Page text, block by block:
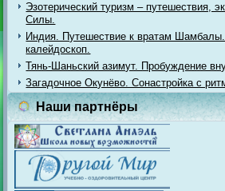
Эзотерический туризм – путешествия,
Силы.
Индия. Путешествие к вратам
калейдоскоп.
Тянь-Шаньский азимут. Пробуждение
Загадочное Окунёво. Сонастройка с
Наши партнёры